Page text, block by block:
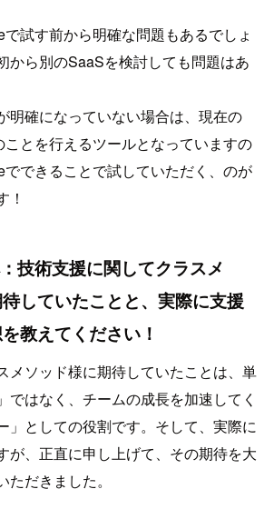
試す前から明確な問題もあるでしょ
から別のSaaSを検討しても問題はあ
明確になっていない場合は、現在の
とを行えるツールとなっていますの
できることで試していただく、のが
！
技術支援に関してクラスメ
していたことと、実際に支援
教えてください！
メソッド様に期待していたことは、単
ではなく、チームの成長を加速してく
」としての役割です。そして、実際に
が、正直に申し上げて、その期待を大
だきました。